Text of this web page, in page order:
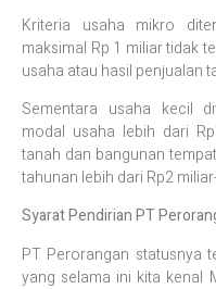
Kriteria usaha mikro
maksimal Rp 1 miliar tidak
usaha atau hasil penjualan
Sementara usaha kecil
modal usaha lebih dari
tanah dan bangunan
tahunan lebih dari Rp2
Syarat Pendirian PT
PT Perorangan statusnya
yang selama ini kita kenal